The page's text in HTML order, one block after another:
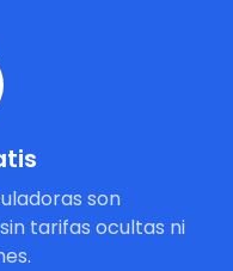
son
tarifas ocultas ni